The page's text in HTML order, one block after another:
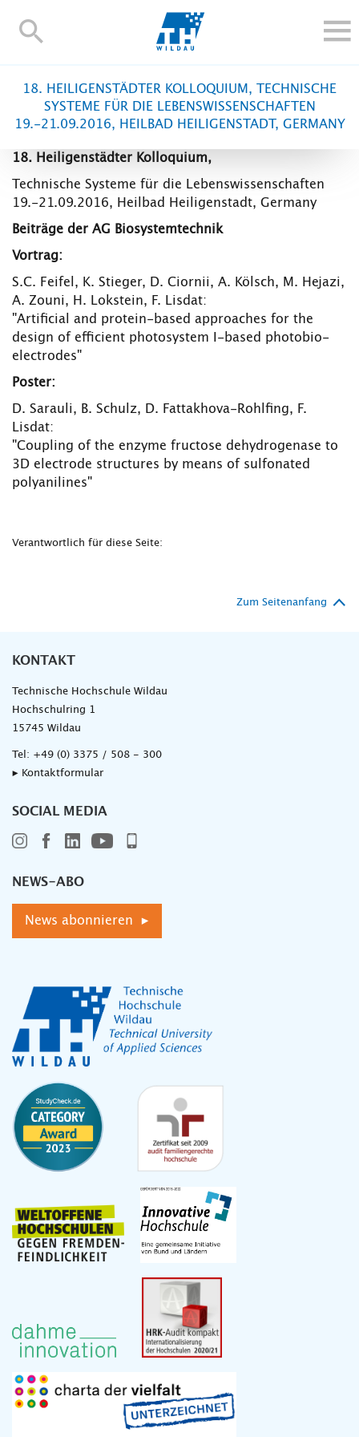
TH-
STUDIEREN UND WEITERBILDEN
IM STUDIUM
FORSCHUNG UND TRANSFER
ALUMNI
HOCHSCHULE
INTERNATIONAL
BESCHÄFTIGTE
TH Online-Portal Personensuche
18. HEILIGENSTÄDTER KOLLOQUIUM, TECHNISCHE
SYSTEME FÜR DIE LEBENSWISSENSCHAFTEN
19.-21.09.2016, HEILBAD HEILIGENSTADT, GERMANY
18. Heiligenstädter Kolloquium,
Technische Systeme für die Lebenswissenschaften
19.-21.09.2016, Heilbad Heiligenstadt, Germany
Beiträge der AG Biosystemtechnik
Vortrag:
S.C. Feifel, K. Stieger, D. Ciornii, A. Kölsch, M. Hejazi,
A. Zouni, H. Lokstein, F. Lisdat:
"Artificial and protein-based approaches for the
design of efficient photosystem I-based photobio-
electrodes"
Poster:
D. Sarauli, B. Schulz, D. Fattakhova-Rohlfing, F.
Lisdat:
"Coupling of the enzyme fructose dehydrogenase to
3D electrode structures by means of sulfonated
polyanilines"
Verantwortlich für diese Seite:
Zum Seitenanfang
KONTAKT
Technische Hochschule Wildau
Hochschulring 1
15745 Wildau
Tel: +49 (0) 3375 / 508 - 300
▸ Kontaktformular
SOCIAL MEDIA
NEWS-ABO
News abonnieren ▸